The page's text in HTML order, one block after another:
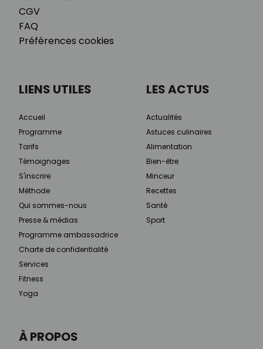
CGV
FAQ
Préférences cookies
À PROPOS
LIENS UTILES
Accueil
Programme
Tarifs
Témoignages
S'inscrire
Méthode
Qui sommes-nous
Presse & médias
Programme ambassadrice
Charte de confidentialité
Services
Fitness
Yoga
LES ACTUS
Actualités
Astuces culinaires
Alimentation
Bien-être
Minceur
Recettes
Santé
Sport